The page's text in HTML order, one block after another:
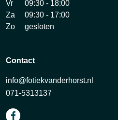
Vr
09:30 - 18:00
Za
09:30 - 17:00
Zo
gesloten
Contact
info@fotiekvanderhorst.nl
071-5313137